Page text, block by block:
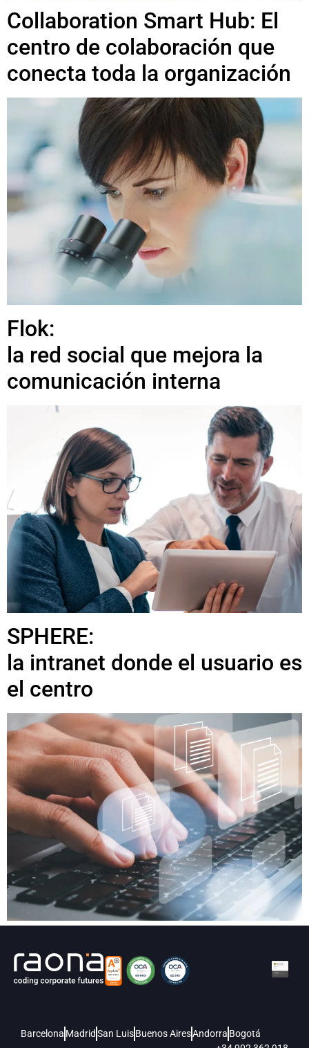
Collaboration Smart Hub: El
centro de colaboración que
conecta toda la organización
Flok:
la red social que mejora la
comunicación interna
SPHERE:
la intranet donde el usuario es
el centro
Barcelona MadridSan LuisBuenos AiresAndorra Bogotá